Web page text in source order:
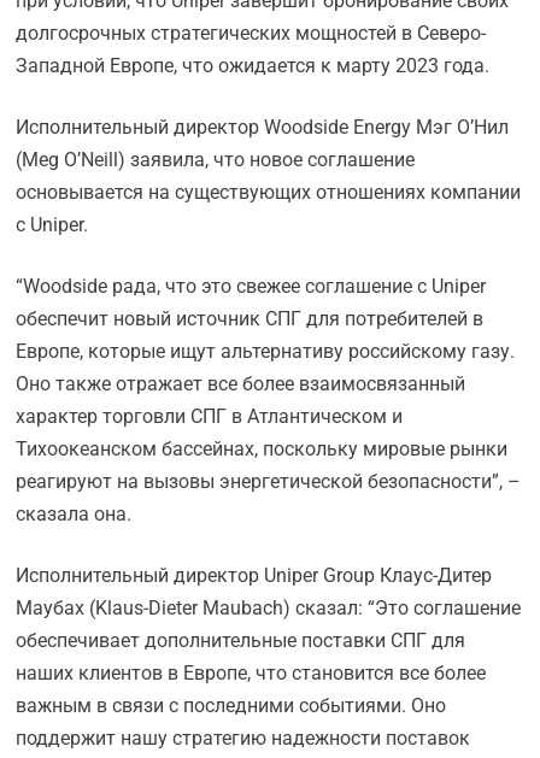
долгосрочных стратегических мощностей в Северо-
Западной Европе, что ожидается к марту 2023 года.
Исполнительный директор Woodside Energy Мэг О’Нил
(Meg O’Neill) заявила, что новое соглашение
основывается на существующих отношениях компании
с Uniper.
“Woodside рада, что это свежее соглашение с Uniper
обеспечит новый источник СПГ для потребителей в
Европе, которые ищут альтернативу российскому газу.
Оно также отражает все более взаимосвязанный
характер торговли СПГ в Атлантическом и
Тихоокеанском бассейнах, поскольку мировые рынки
реагируют на вызовы энергетической безопасности”, –
сказала она.
Исполнительный директор Uniper Group Клаус-Дитер
Маубах (Klaus-Dieter Maubach) сказал: “Это соглашение
обеспечивает дополнительные поставки СПГ для
наших клиентов в Европе, что становится все более
важным в связи с последними событиями. Оно
поддержит нашу стратегию надежности поставок